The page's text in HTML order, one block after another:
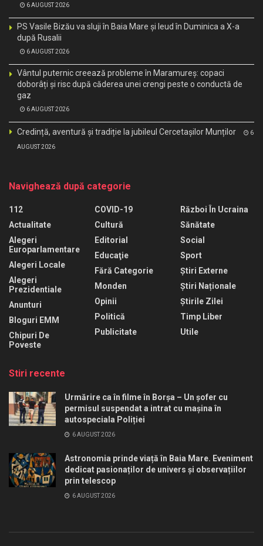
6 AUGUST 2026
PS Vasile Bizău va sluji în Baia Mare și Ieud în Duminica a X-a
după Rusalii
6 AUGUST 2026
Vântul puternic creează probleme în Maramureș: copaci
doborâți și risc după căderea unei crengi peste o conductă de
gaz
6 AUGUST 2026
Credință, aventură și tradiție la jubileul Cercetașilor Munților 6
AUGUST 2026
Navighează după categorie
112
Actualitate
Alegeri
Europarlamentare
Alegeri Locale
Alegeri
Prezidentiale
Anunturi
Bloguri EMM
Chipuri De
Poveste
COVID-19
Cultură
Editorial
Educaţie
Fără Categorie
Monden
Opinii
Politică
Publicitate
Război În Ucraina
Sănătate
Social
Sport
Știri Externe
Știri Naționale
Știrile Zilei
Timp Liber
Utile
Stiri recente
Urmărire ca în filme în Borșa – Un șofer cu
permisul suspendat a intrat cu mașina în
autospeciala Poliției
6 AUGUST 2026
Astronomia prinde viață în Baia Mare. Eveniment
dedicat pasionaților de univers și observațiilor
prin telescop
6 AUGUST 2026